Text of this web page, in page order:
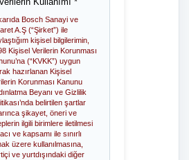
Kullanımı *
Bosch Sanayi ve
A.Ş (“Şirket”) ile
kişisel bilgilerimin,
Kişisel Verilerin Korunması
(“KVKK”) uygun
hazırlanan Kişisel
Korunması Kanunu
Beyanı ve Gizlilik
belirtilen şartlar
şikayet, öneri ve
ilgili birimlere iletilmesi
ve kapsamı ile sınırlı
üzere kullanılmasına,
ve yurtdışındaki diğer